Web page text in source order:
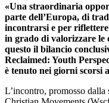
«Una straordinaria
parte dell’Europa, di
incontrarsi e per riflettere
in grado di valorizzare le
questo il bilancio
Reclaimed: Youth
è tenuto nei giorni scorsi
L’incontro, promosso